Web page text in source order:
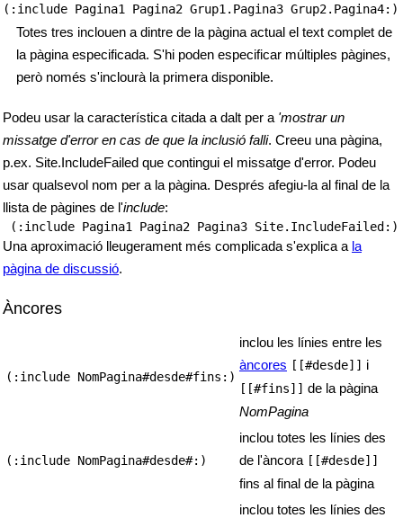
(:include Pagina1 Pagina2 Grup1.Pagina3 Grup2.Pagina4:)
Totes tres inclouen a dintre de la pàgina actual el text complet de
la pàgina especificada. S'hi poden especificar múltiples pàgines,
però només s'inclourà la primera disponible.
Podeu usar la característica citada a dalt per a 'mostrar un
missatge d'error en cas de que la inclusió falli. Creeu una pàgina,
p.ex. Site.IncludeFailed que contingui el missatge d'error. Podeu
usar qualsevol nom per a la pàgina. Després afegiu-la al final de la
llista de pàgines de l'include:
Una aproximació lleugerament més complicada s'explica a la
pàgina de discussió.
Àncores
(:include NomPagina#desde#fins:)
inclou les línies entre les
àncores [[#desde]] i
[[#fins]] de la pàgina
NomPagina
(:include NomPagina#desde#:)
inclou totes les línies des
de l'àncora [[#desde]]
fins al final de la pàgina
inclou totes les línies des